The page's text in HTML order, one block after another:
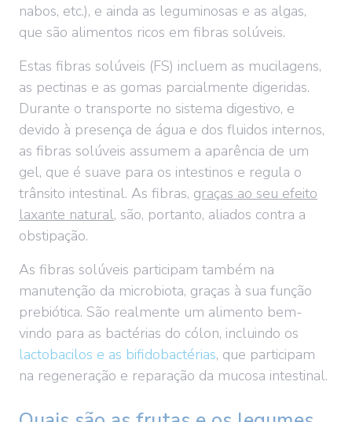
nabos, etc.), e ainda as leguminosas e as algas,
que são alimentos ricos em fibras solúveis.
Estas fibras solúveis (FS) incluem as mucilagens,
as pectinas e as gomas parcialmente digeridas.
Durante o transporte no sistema digestivo, e
devido à presença de água e dos fluidos internos,
as fibras solúveis assumem a aparência de um
gel, que é suave para os intestinos e regula o
trânsito intestinal. As fibras, graças ao seu efeito
laxante natural, são, portanto, aliados contra a
obstipação.
As fibras solúveis participam também na
manutenção da microbiota, graças à sua função
prebiótica. São realmente um alimento bem-
vindo para as bactérias do cólon, incluindo os
lactobacilos e as bifidobactérias, que participam
na regeneração e reparação da mucosa intestinal.